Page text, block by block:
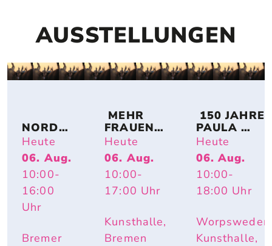
AUSSTELLUNGEN
NORDSE
E IM
UMBAU
– A
TOPOGR
APHY
OF
CHANGE
Heute
06. Aug.
10:00-
16:00
Uhr
Bremer
MEHR
FRAUEN!
BREMER
KÜNSTLE
RINNEN
AUF
PAPIER
Heute
06. Aug.
10:00-
17:00 Uhr
Kunsthalle,
Bremen
150 JAHRE
PAULA
MODERSO
HN-
BECKER:
IMPULS
PAULA –
LONGEVIAL
Heute
06. Aug.
10:00-
18:00 Uhr
Worpsweder
Kunsthalle,